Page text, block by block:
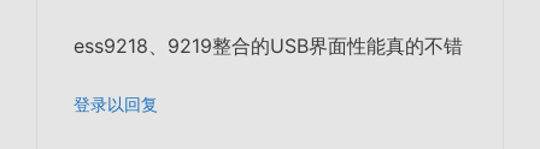
ess9218、9219整合的USB界面性能真的不错
登录以回复